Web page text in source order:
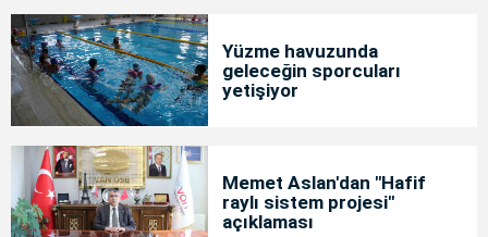
Yüzme havuzunda
geleceğin sporcuları
yetişiyor
Memet Aslan'dan "Hafif
raylı sistem projesi"
açıklaması